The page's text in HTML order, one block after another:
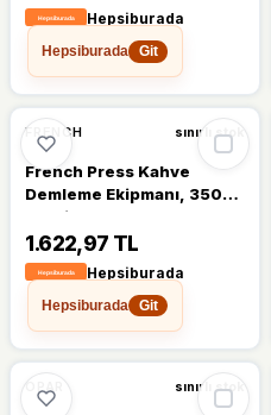
Hepsiburada
Hepsiburada
Git
FRENCH sınırlı stok
French Press Kahve
Demleme Ekipmanı, 350
ml, Siyah, Cam Isıya
Dayanıklı Cam, Paslanmaz
Çelik Filtreli, Siyah Renkli
Kahve ve Bitki Çayı Demliği
1.622,97 TL
Hepsiburada
Hepsiburada
Git
OPAR sınırlı stok